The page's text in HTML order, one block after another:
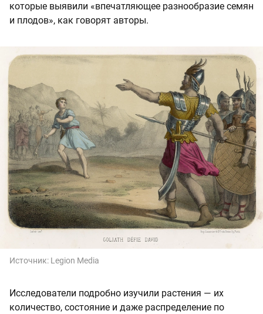
которые выявили «впечатляющее разнообразие семян
и плодов», как говорят авторы.
Источник: Legion Media
Исследователи подробно изучили растения — их
количество, состояние и даже распределение по